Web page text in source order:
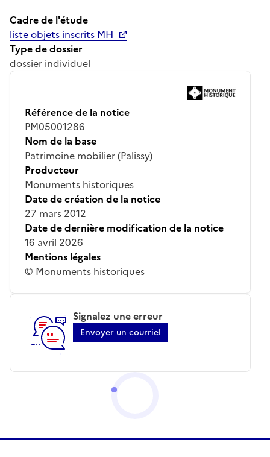
Cadre de l'étude
liste objets inscrits MH
Type de dossier
dossier individuel
Référence de la notice
PM05001286
Nom de la base
Patrimoine mobilier (Palissy)
Producteur
Monuments historiques
Date de création de la notice
27 mars 2012
Date de dernière modification de la notice
16 avril 2026
Mentions légales
© Monuments historiques
Signalez une erreur
Envoyer un courriel